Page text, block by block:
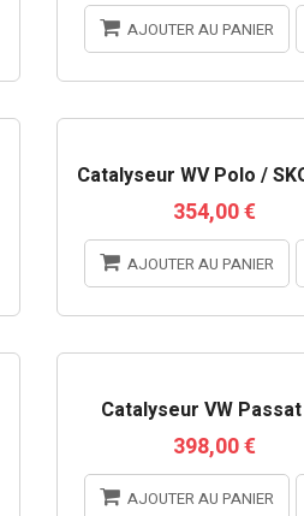
AJOUTER AU PANIER
Catalyseur WV Polo /
354,00 €
AJOUTER AU PANIER
Catalyseur VW
398,00 €
AJOUTER AU PANIER